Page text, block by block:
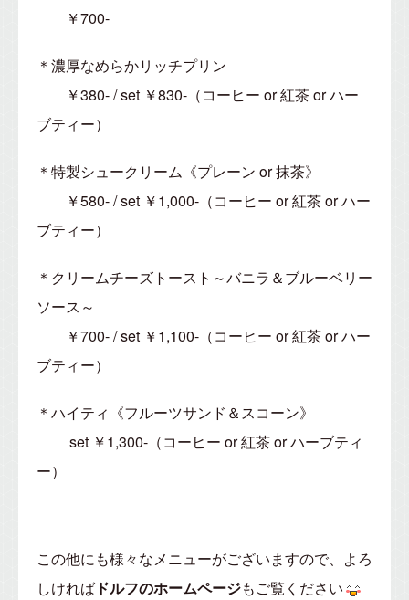
￥700-
＊濃厚なめらかリッチプリン
￥380- / set ￥830-（コーヒー or 紅茶 or ハー
ブティー）
＊特製シュークリーム《プレーン or 抹茶》
￥580- / set ￥1,000-（コーヒー or 紅茶 or ハー
ブティー）
＊クリームチーズトースト～バニラ＆ブルーベリー
ソース～
￥700- / set ￥1,100-（コーヒー or 紅茶 or ハー
ブティー）
＊ハイティ《フルーツサンド＆スコーン》
set ￥1,300-（コーヒー or 紅茶 or ハーブティ
ー）
この他にも様々なメニューがございますので、よろ
しければ ドルフのホームページもご覧ください